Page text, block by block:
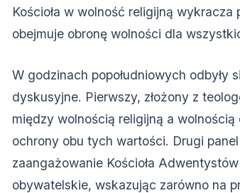
Kościoła w wolność religijną wykracza
obejmuje obronę wolności dla
W godzinach popołudniowych odbyły
dyskusyjne. Pierwszy, złożony z
między wolnością religijną a
ochrony obu tych wartości. Drugi
zaangażowanie Kościoła
obywatelskie, wskazując zarówno na